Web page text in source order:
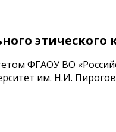
этического
ФГАОУ ВО
им. Н.И.